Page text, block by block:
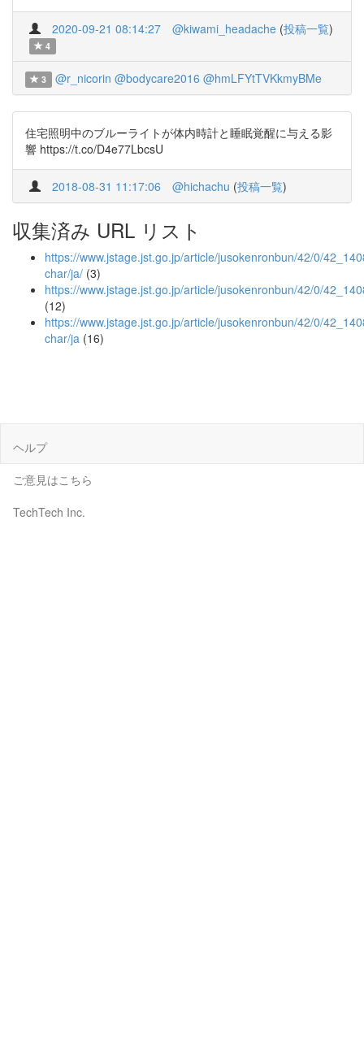
2020-09-21 08:14:27 @kiwami_headache (投稿一覧)
4
3 @r_nicorin @bodycare2016 @hmLFYtTVKkmyBMe
住宅照明中のブルーライトが体内時計と睡眠覚醒に与える影
響 https://t.co/D4e77LbcsU
2018-08-31 11:17:06 @hichachu (投稿一覧)
収集済み URL リスト
https://www.jstage.jst.go.jp/article/jusokenronbun/42/0/
char/ja/ (3)
https://www.jstage.jst.go.jp/article/jusokenronbun/42/0/
(12)
https://www.jstage.jst.go.jp/article/jusokenronbun/42/0/
char/ja (16)
ヘルプ
ご意見はこちら
TechTech Inc.